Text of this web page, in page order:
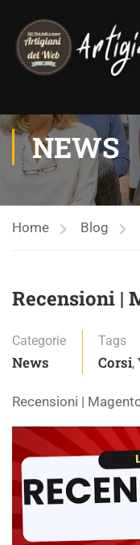
NEWS
Home Blog
Recensioni |
Categorie
News
Tags
Corsi,
Recensioni |